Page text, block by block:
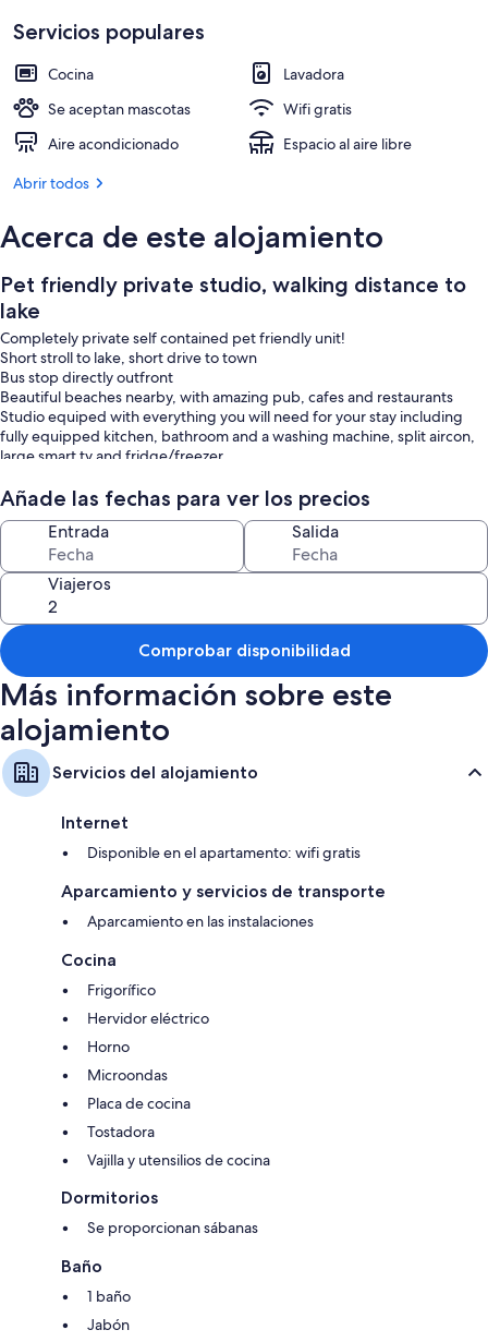
Servicios populares
Cocina
Lavadora
Se aceptan mascotas
Wifi gratis
Aire acondicionado
Espacio al aire libre
Abrir todos
Acerca de este alojamiento
Pet friendly private studio, walking distance to
lake
Completely private self contained pet friendly unit!
Short stroll to lake, short drive to town
Bus stop directly outfront
Beautiful beaches nearby, with amazing pub, cafes and restaurants
Studio equiped with everything you will need for your stay including
fully equipped kitchen, bathroom and a washing machine, split aircon,
large smart tv and fridge/freezer
Añade las fechas para ver los precios
Entrada Salida
Viajeros
Comprobar disponibilidad
Más información sobre este
alojamiento
Servicios del alojamiento
Internet
Disponible en el apartamento: wifi gratis
Aparcamiento y servicios de transporte
Aparcamiento en las instalaciones
Cocina
Frigorífico
Hervidor eléctrico
Horno
Microondas
Placa de cocina
Tostadora
Vajilla y utensilios de cocina
Dormitorios
Se proporcionan sábanas
Baño
1 baño
Jabón